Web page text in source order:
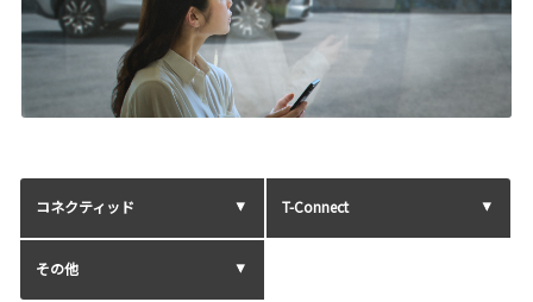
コネクティッド T-Connect
その他